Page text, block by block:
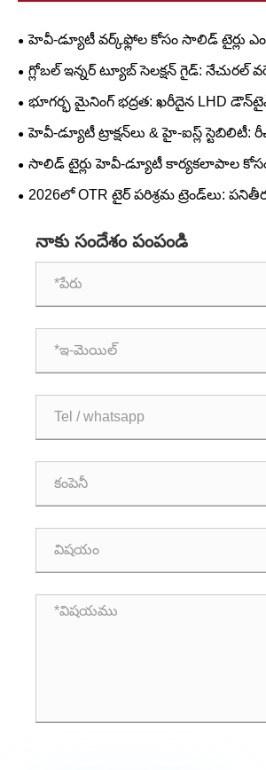
హెవీ-డ్యూటీ వర్క్‌ఫ్లోల కోసం సాలిడ్ టైర్లు
అప్‌గ్రేడ్?
గ్లోబల్ ఇన్నర్ ట్యూబ్ సెలక్షన్ గైడ్: నేచురల్
కోసం జనాదరణ పొందిన పరిమాణాలు మరియు
అప్లికేషన్‌లు
భూగర్భ మైనింగ్ భద్రత: ఖరీదైన LHD
L-5S సిరీస్ టైర్లు ఎందుకు కీలకం
హెవీ-డ్యూటీ ట్రాక్షన్‌లు & హై-ఐస్ల్ స్టెబిలిటీ:
డిమాండ్ ట్రెండ్‌లు మరియు ఆపరేషనల్ గైడ్
సాలిడ్ టైర్లు హెవీ-డ్యూటీ కార్యకలాపాల
ఛేంజర్‌గా ఉన్నాయా?
2026లో OTR టైర్ పరిశ్రమ ట్రెండ్‌లు:
నాకు సందేశం పంపండి